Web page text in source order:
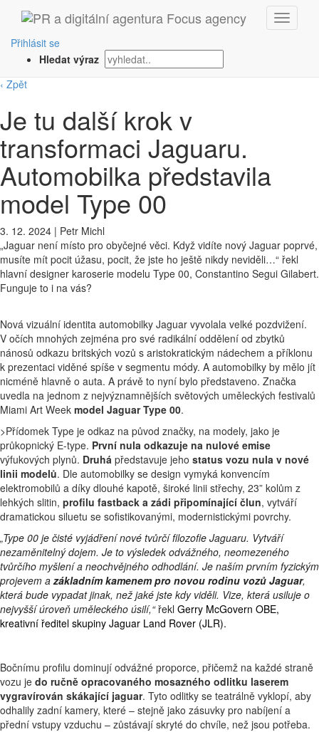
Přihlásit se
Hledat výraz
‹ Zpět
Je tu další krok v
transformaci Jaguaru.
Automobilka představila
model Type 00
3. 12. 2024 | Petr Michl
„Jaguar není místo pro obyčejné věci. Když vidíte nový Jaguar poprvé,
musíte mít pocit úžasu, pocit, že jste ho ještě nikdy neviděli…“ řekl
hlavní designer karoserie modelu Type 00, Constantino Segui Gilabert.
Funguje to i na vás?
Nová vizuální identita automobilky Jaguar vyvolala velké pozdvižení.
V očích mnohých zejména pro své radikální oddělení od zbytků
nánosů odkazu britských vozů s aristokratickým nádechem a příklonu
k prezentaci viděné spíše v segmentu módy. A automobilky by mělo jít
nicméně hlavně o auta. A právě to nyní bylo představeno. Značka
uvedla na jednom z nejvýznamnějších světových uměleckých festivalů
Miami Art Week model Jaguar Type 00.
>Přídomek Type je odkaz na původ značky, na modely, jako je
průkopnický E-type. První nula odkazuje na nulové emise
výfukových plynů. Druhá představuje jeho status vozu nula v nové
linii modelů. Dle automobilky se design vymyká konvencím
elektromobilů a díky dlouhé kapotě, široké linii střechy, 23” kolům z
lehkých slitin, profilu fastback a zádi připomínající člun, vytváří
dramatickou siluetu se sofistikovanými, modernistickými povrchy.
„Type 00 je čisté vyjádření nové tvůrčí filozofie Jaguaru. Vytváří
nezaměnitelný dojem. Je to výsledek odvážného, neomezeného
tvůrčího myšlení a neochvějného odhodlání. Je naším prvním fyzickým
projevem azákladním kamenem pro novou rodinu vozů Jaguar,
která bude vypadat jinak, než jaké jste kdy viděli. Vize, která usiluje o
nejvyšší úroveň uměleckého úsilí,“řekl Gerry McGovern OBE,
kreativní ředitel skupiny Jaguar Land Rover (JLR).
Bočnímu profilu dominují odvážné proporce, přičemž na každé straně
vozu je do ručně opracovaného mosazného odlitku laserem
vygravírován skákající jaguar. Tyto odlitky se teatrálně vyklopí, aby
odhalily zadní kamery, které – stejně jako zásuvky pro nabíjení a
přední vstupy vzduchu – zůstávají skryté do chvíle, než jsou potřeba.